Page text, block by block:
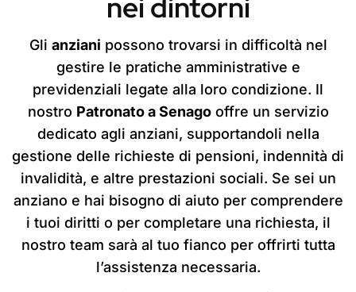
nei dintorni
Gli anziani possono trovarsi in difficoltà nel
gestire le pratiche amministrative e
previdenziali legate alla loro condizione. Il
nostro Patronato a Senagooffre un servizio
dedicato agli anziani, supportandoli nella
gestione delle richieste di pensioni, indennità di
invalidità, e altre prestazioni sociali. Se sei un
anziano e hai bisogno di aiuto per comprendere
i tuoi diritti o per completare una richiesta, il
nostro team sarà al tuo fianco per offrirti tutta
l’assistenza necessaria.